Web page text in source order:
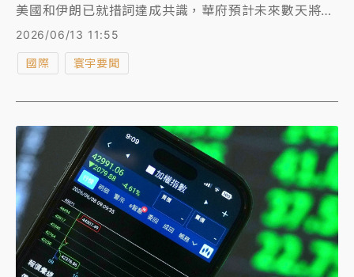
美國和伊朗已就措詞達成共識，華府預計未來數天將簽
署初步協議。
2026/06/13 11:55
國際 寰宇要聞